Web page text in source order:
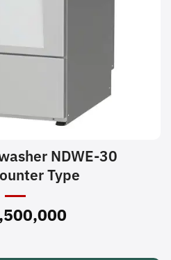
NDWE-30
Type
Undercounter Type quantity